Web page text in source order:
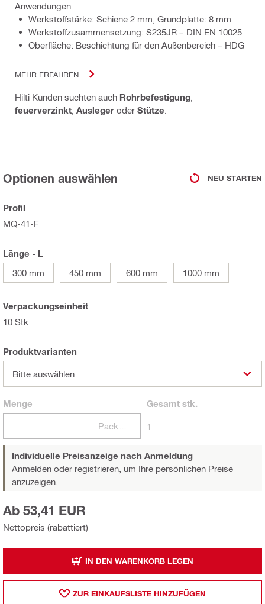
Anwendungen
Werkstoffstärke: Schiene 2 mm, Grundplatte: 8 mm
Werkstoffzusammensetzung: S235JR – DIN EN 10025
Oberfläche: Beschichtung für den Außenbereich – HDG
MEHR ERFAHREN
Hilti Kunden suchten auch Rohrbefestigung
feuerverzinkt Ausleger oder Stütze
Optionen auswählen NEU STARTEN
Profil
MQ-41-F
Länge - L
300 mm
450 mm 600 mm 1000 mm
Verpackungseinheit
10 Stk
Produktvarianten
Bitte auswählen
Menge Gesamtstk.
1
Individuelle Preisanzeige nach Anmeldung
Anmelden oder registrieren, um Ihre persönlichen Preise
anzuzeigen.
Nettopreis (rabattiert)
Ab 53,41 EUR
IN DEN WARENKORB LEGEN
ZUR EINKAUFSLISTE HINZUFÜGEN